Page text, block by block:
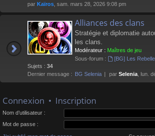
par Kaïros , sam. mars 28, 2026 9:08 pm
Alliances des clans
Stratégie et diplomatie
les clans.
Modérateur : Maîtres de jeu
Sous-forum :
[BG] Les
Sujets : 34
Dernier message : BG Selenia par Selenia , lun.
Connexion • Inscription
Nom d’utilisateur :
Mot de passe :